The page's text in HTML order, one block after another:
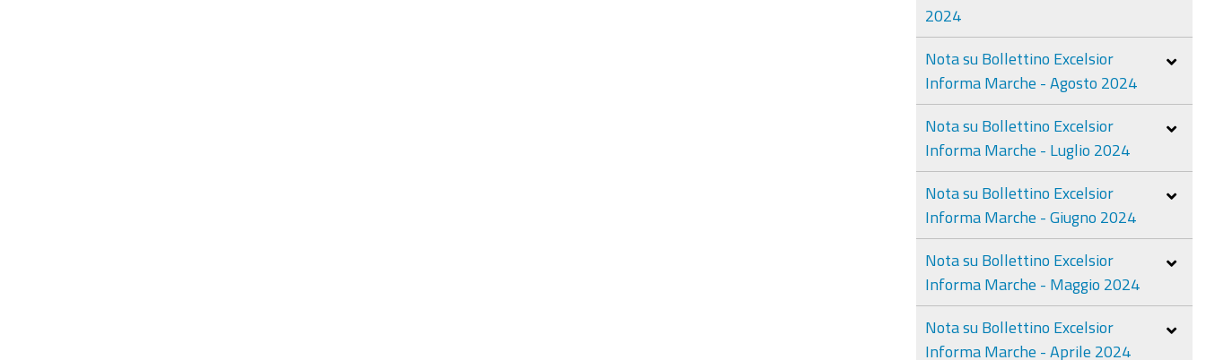
2024
Nota su Bollettino Excelsior
Informa Marche - Agosto 2024
Nota su Bollettino Excelsior
Informa Marche - Luglio 2024
Nota su Bollettino Excelsior
Informa Marche - Giugno 2024
Nota su Bollettino Excelsior
Informa Marche - Maggio 2024
Nota su Bollettino Excelsior
Informa Marche - Aprile 2024